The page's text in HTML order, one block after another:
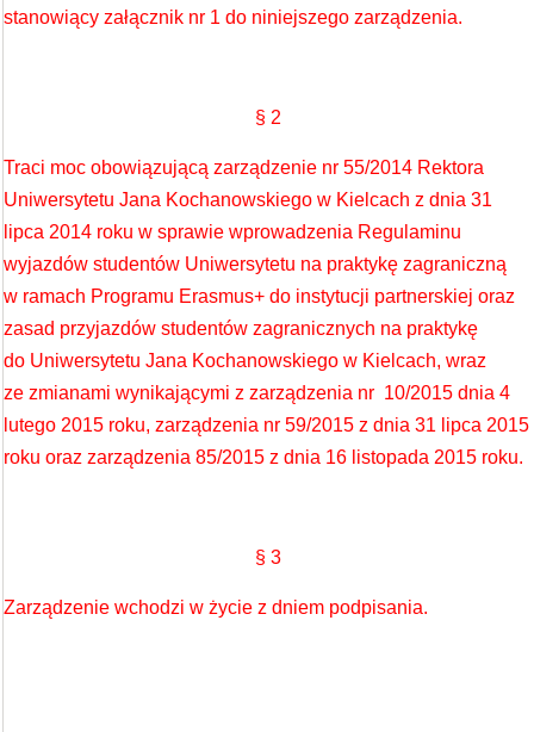
stanowiący załącznik nr 1 do niniejszego zarządzenia.
§ 2
Traci moc obowiązującą zarządzenie nr 55/2014 Rektora
Uniwersytetu Jana Kochanowskiego w Kielcach z dnia 31
lipca 2014 roku w sprawie wprowadzenia Regulaminu
wyjazdów studentów Uniwersytetu na praktykę zagraniczną
w ramach Programu Erasmus+ do instytucji partnerskiej oraz
zasad przyjazdów studentów zagranicznych na praktykę
do Uniwersytetu Jana Kochanowskiego w Kielcach, wraz
ze zmianami wynikającymi z zarządzenia nr 10/2015 dnia 4
lutego 2015 roku, zarządzenia nr 59/2015 z dnia 31 lipca 2015
roku oraz zarządzenia 85/2015 z dnia 16 listopada 2015 roku.
§ 3
Zarządzenie wchodzi w życie z dniem podpisania.